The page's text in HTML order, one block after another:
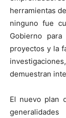
herramientas
ninguno fue
Gobierno
proyectos y la
demuestran
El nuevo plan